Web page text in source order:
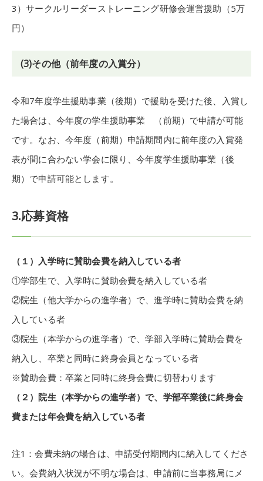
3）サークルリーダーストレーニング研修会運営援助（5万
円）
(3)その他（前年度の入賞分）
令和7年度学生援助事業（後期）で援助を受けた後、入賞し
た場合は、今年度の学生援助事業 （前期）で申請が可能
です。なお、今年度（前期）申請期間内に前年度の入賞発
表が間に合わない学会に限り、今年度学生援助事業（後
期）で申請可能とします。
3.応募資格
（１）入学時に賛助会費を納入している者
①学部生で、入学時に賛助会費を納入している者
②院生（他大学からの進学者）で、進学時に賛助会費を納
入している者
③院生（本学からの進学者）で、学部入学時に賛助会費を
納入し、卒業と同時に終身会員となっている者
※賛助会費：卒業と同時に終身会費に切替わります
（２）院生（本学からの進学者）で、学部卒業後に終身会
費または年会費を納入している者
注1：会費未納の場合は、申請受付期間内に納入してくださ
い。会費納入状況が不明な場合は、申請前に当事務局にメ